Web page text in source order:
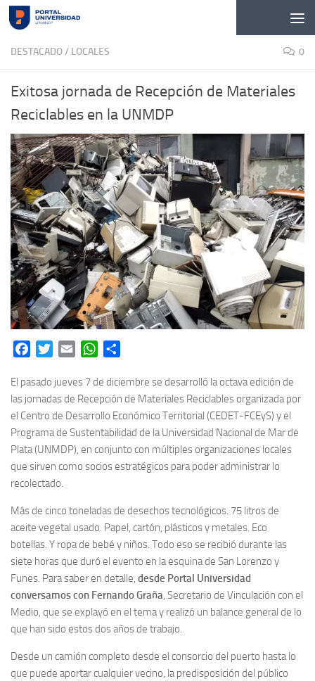
Skip to content
DESTACADO/ LOCALES 0
Exitosa jornada de Recepción de Materiales
Reciclables en la UNMDP
FacebookTwitterEmail WhatsApp
El pasado jueves 7 de diciembre se desarrolló la octava edición de
las jornadas de Recepción de Materiales Reciclables organizada por
el Centro de Desarrollo Económico Territorial (CEDET-FCEyS) y el
Programa de Sustentabilidad de la Universidad Nacional de Mar de
Plata (UNMDP), en conjunto con múltiples organizaciones locales
que sirven como socios estratégicos para poder administrar lo
recolectado.
Más de cinco toneladas de desechos tecnológicos. 75 litros de
aceite vegetal usado. Papel, cartón, plásticos y metales. Eco
botellas. Y ropa de bebé y niños. Todo eso se recibió durante las
siete horas que duró el evento en la esquina de San Lorenzo y
Funes. Para saber en detalle, desde Portal Universidad
conversamos con Fernando Graña, Secretario de Vinculación con el
Medio, que se explayó en el tema y realizó un balance general de lo
que han sido estos dos años de trabajo.
Desde un camión completo desde el consorcio del puerto hasta lo
que puede aportar cualquier vecino, la predisposición del público